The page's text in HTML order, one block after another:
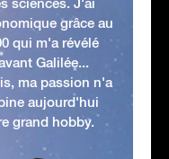
grâce au
qui m'a révélé
Galilée...
ma passion n'a
aujourd'hui
grand hobby.